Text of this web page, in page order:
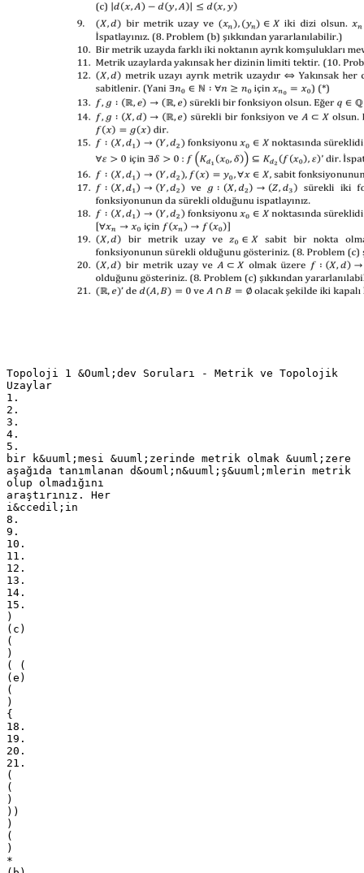
Topoloji 1 &Ouml;dev Soruları - Metrik ve Topolojik
Uzaylar
1.
2.
3.
4.
5.
bir k&uuml;mesi &uuml;zerinde metrik olmak &uuml;zere
aşağıda tanımlanan d&ouml;n&uuml;ş&uuml;mlerin metrik
olup olmadığını
araştırınız. Her
i&ccedil;in
8.
9.
10.
11.
12.
13.
14.
15.
)
(c)
(
)
( (
(e)
(
)
{
18.
19.
20.
21.
(
(
)
))
)
(
)
*